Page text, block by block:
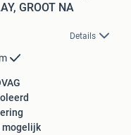
GROOT NA
Details
mogelijk